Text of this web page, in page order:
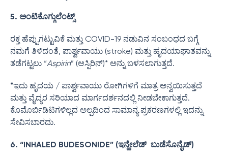
5. ಅಂಟಿಕೊಗ್ಗುಲೆಂಟ್ಸ್
ರಕ್ತ ಹೆಪ್ಪುಗಟ್ಟುವಿಕೆ ಮತ್ತು COVID-19 ನಡುವಿನ ಸಂಬಂಧದ ಬಗ್ಗೆ
ನಮಗೆ ತಿಳಿದಂತೆ, ಪಾರ್ಶ್ವವಾಯು (stroke) ಮತ್ತು ಹೃದಯಾಘಾತವನ್ನು
ತಡೆಗಟ್ಟಲು “Aspirin” (ಆಸ್ಪಿರಿನ್)* ಅನ್ನು ಬಳಸಲಾಗುತ್ತದೆ.
*ಇದು ಹೃದಯ / ಪಾರ್ಶ್ವವಾಯು ರೋಗಿಗಳಿಗೆ ಮಾತ್ರ ಅನ್ವಯಿಸುತ್ತದೆ
ಮತ್ತು ವೈದ್ಯರ ಸರಿಯಾದ ಮಾರ್ಗದರ್ಶನದಲ್ಲಿ ನೀಡಬೇಕಾಗುತ್ತದೆ.
ಕೊಮೊರ್ಬಿಡಿಟಿಗಳಿಲ್ಲದ ಅಲ್ಪದಿಂದ ಸಾಮಾನ್ಯ ಪ್ರಕರಣಗಳಲ್ಲಿ ಇದನ್ನು
ಸೇವಿಸಬಾರದು.
6. “INHALED BUDESONIDE” (ಇನ್ಹೇಲೆಡ್ ಬುಡೆಸೊನೈಡ್)